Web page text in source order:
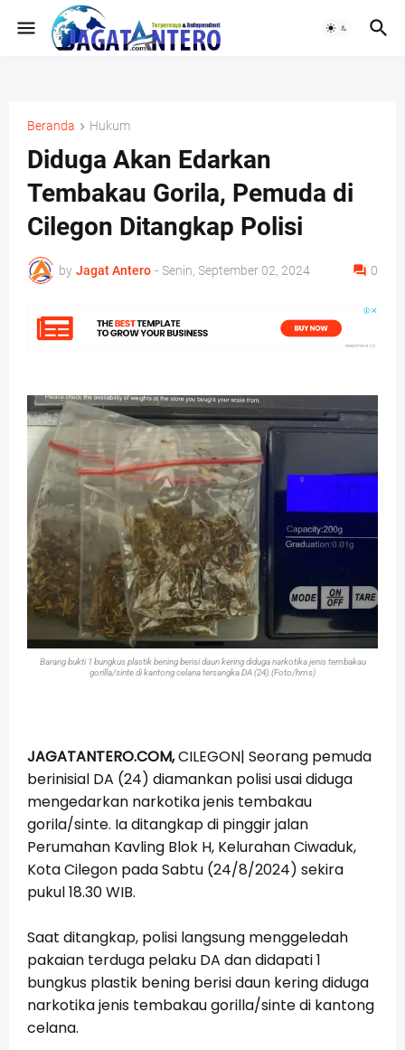
Beranda Hukum
Diduga Akan Edarkan
Tembakau Gorila, Pemuda di
Cilegon Ditangkap Polisi
by Jagat Antero - Senin, September 02, 2024 0
Barang bukti 1 bungkus plastik bening berisi daun kering diduga narkotika jenis tembakau
gorilla/sinte di kantong celana tersangka DA (24).(Foto/hms)
JAGATANTERO.COM,CILEGON| Seorang pemuda
berinisial DA (24) diamankan polisi usai diduga
mengedarkan narkotika jenis tembakau
gorila/sinte. Ia ditangkap di pinggir jalan
Perumahan Kavling Blok H, Kelurahan Ciwaduk,
Kota Cilegon pada Sabtu (24/8/2024) sekira
pukul 18.30 WIB.
Saat ditangkap, polisi langsung menggeledah
pakaian terduga pelaku DA dan didapati 1
bungkus plastik bening berisi daun kering diduga
narkotika jenis tembakau gorilla/sinte di kantong
celana.